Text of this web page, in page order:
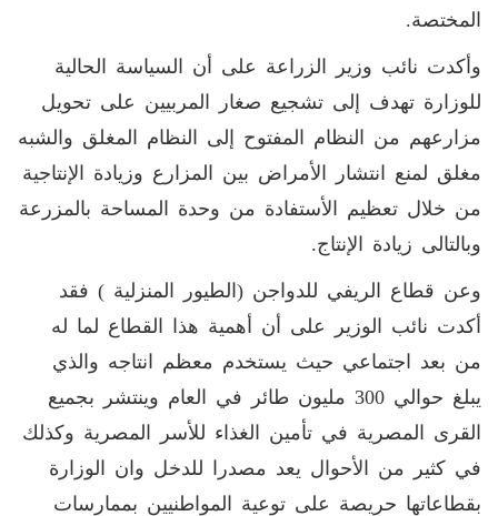
المختصة.
وأكدت نائب وزير الزراعة على أن السياسة الحالية
للوزارة تهدف إلى تشجيع صغار المربيين على تحويل
مزارعهم من النظام المفتوح إلى النظام المغلق والشبه
مغلق لمنع انتشار الأمراض بين المزارع وزيادة الإنتاجية
من خلال تعظيم الأستفادة من وحدة المساحة بالمزرعة
وبالتالى زيادة الإنتاج.
وعن قطاع الريفي للدواجن (الطيور المنزلية ) فقد
أكدت نائب الوزير على أن أهمية هذا القطاع لما له
من بعد اجتماعي حيث يستخدم معظم انتاجه والذي
يبلغ حوالي 300 مليون طائر في العام وينتشر بجميع
القرى المصرية في تأمين الغذاء للأسر المصرية وكذلك
في كثير من الأحوال يعد مصدرا للدخل وان الوزارة
بقطاعاتها حريصة على توعية المواطنيين بممارسات